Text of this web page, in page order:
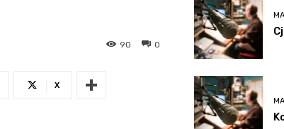
0
90
X